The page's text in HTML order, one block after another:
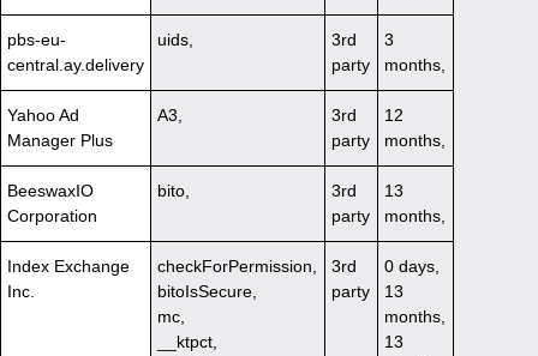
pbs-eu-
central.ay.delivery
uids,
3rd
party
3
months,
Yahoo Ad
Manager Plus
A3,
3rd
party
12
months,
BeeswaxIO
Corporation
bito,
3rd
party
13
months,
Index Exchange
Inc.
checkForPermission,
bitoIsSecure,
mc,
__ktpct,
3rd
party
0 days,
13
months,
13